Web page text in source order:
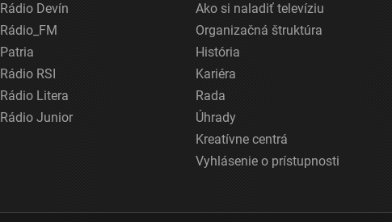
Rádio Devín
Rádio_FM
Patria
Rádio RSI
Rádio Litera
Rádio Junior
Ako si naladiť televíziu
Organizačná štruktúra
História
Kariéra
Rada
Úhrady
Kreatívne centrá
Vyhlásenie o prístupnosti